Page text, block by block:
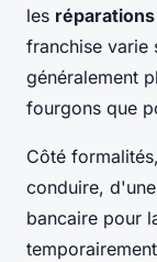
les
franchise varie
généralement
fourgons que
Côté
conduire,
bancaire pour